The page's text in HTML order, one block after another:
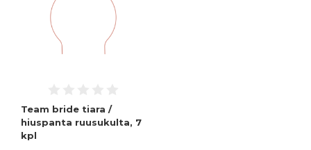
Team bride tiara /
hiuspanta ruusukulta, 7
kpl